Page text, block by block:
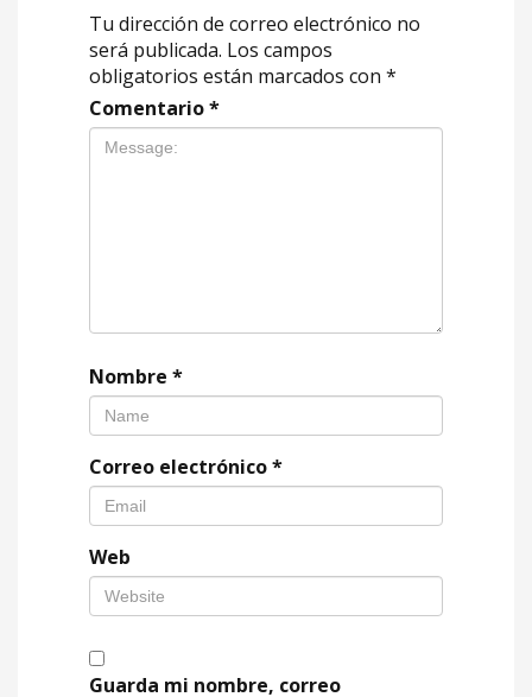
Tu dirección de correo electrónico no
será publicada. Los campos
obligatorios están marcados con *
Comentario*
Nombre *
Correo electrónico*
Web
Guarda mi nombre, correo